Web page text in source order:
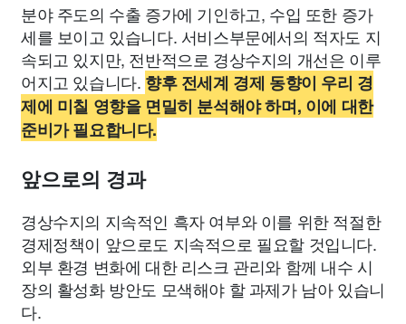
분야 주도의 수출 증가에 기인하고, 수입 또한 증가
세를 보이고 있습니다. 서비스부문에서의 적자도 지
속되고 있지만, 전반적으로 경상수지의 개선은 이루
어지고 있습니다. 향후 전세계 경제 동향이 우리 경
제에 미칠 영향을 면밀히 분석해야 하며, 이에 대한
준비가 필요합니다.
앞으로의 경과
경상수지의 지속적인 흑자 여부와 이를 위한 적절한
경제정책이 앞으로도 지속적으로 필요할 것입니다.
외부 환경 변화에 대한 리스크 관리와 함께 내수 시
장의 활성화 방안도 모색해야 할 과제가 남아 있습니
다.